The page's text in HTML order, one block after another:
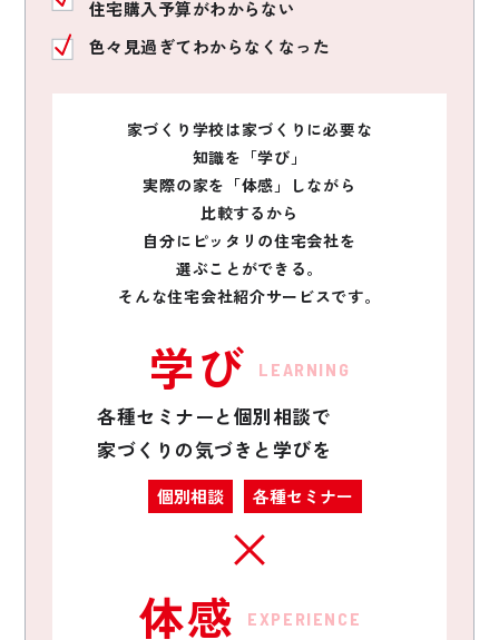
住宅購入予算がわからない
色々見過ぎてわからなくなった
家づくり学校は家づくりに必要な
知識を「学び」
実際の家を「体感」しながら
比較するから
自分にピッタリの住宅会社を
選ぶことができる。
そんな住宅会社紹介サービスです。
LEARNING
学び
各種セミナーと個別相談で
家づくりの気づきと学びを
個別相談 各種セミナー
EXPERIENCE
体感